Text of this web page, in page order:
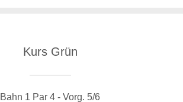
Kurs Grün
Bahn 1 Par 4 - Vorg. 5/6